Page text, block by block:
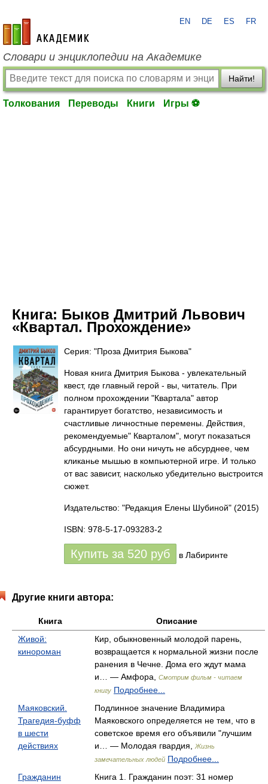
academic.ru
EN DE ES FR
Словари и энциклопедии на Академике
Найти!
Толкования Переводы Книги Игры ⚽
Книга: Быков Дмитрий Львович
«Квартал. Прохождение»
Серия: "Проза Дмитрия Быкова"
Новая книга Дмитрия Быкова - увлекательный
квест, где главный герой - вы, читатель. При
полном прохождении "Квартала" автор
гарантирует богатство, независимость и
счастливые личностные перемены. Действия,
рекомендуемые" Кварталом", могут показаться
абсурдными. Но они ничуть не абсурднее, чем
кликанье мышью в компьютерной игре. И только
от вас зависит, насколько убедительно выстроится
сюжет.
Издательство: "Редакция Елены Шубиной" (2015)
ISBN: 978-5-17-093283-2
Купить за 520 руб в Лабиринте
Другие книги автора:
Книга
Описание
Живой:
кинороман
Кир, обыкновенный молодой парень,
возвращается к нормальной жизни после
ранения в Чечне. Дома его ждут мама
и… — Амфора,
Смотрим фильм - читаем
книгу Подробнее...
Маяковский.
Трагедия-буфф
в шести
действиях
Подлинное значение Владимира
Маяковского определяется не тем, что в
советское время его объявили "лучшим
и… — Молодая гвардия,
Жизнь
замечательных людей Подробнее...
Гражданин
Книга 1. Гражданин поэт: 31 номер